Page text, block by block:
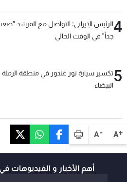
A+
A-
4الرئيس الإيراني: التواصل مع المرشد
جداً" في الوقت الحالي
5تكسير سيارة نور غندور في منطقة الرملة
البيضاء
أهم الأخبار و الفيديوهات